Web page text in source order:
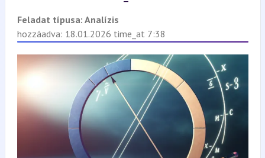
Feladat típusa: Analízis
hozzáadva: 18.01.2026 time_at 7:38